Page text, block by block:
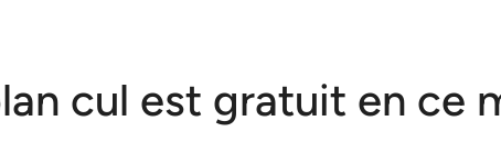
cul est gratuit en ce